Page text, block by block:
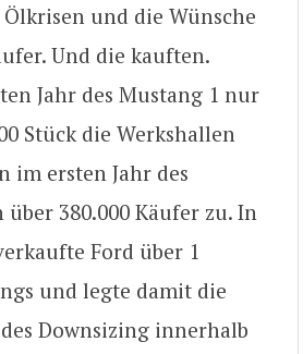
und die Wünsche
Und die kauften.
Jahr des Mustang 1 nur
Stück die Werkshallen
im ersten Jahr des
380.000 Käufer zu. In
Ford über 1
und legte damit die
Downsizing innerhalb